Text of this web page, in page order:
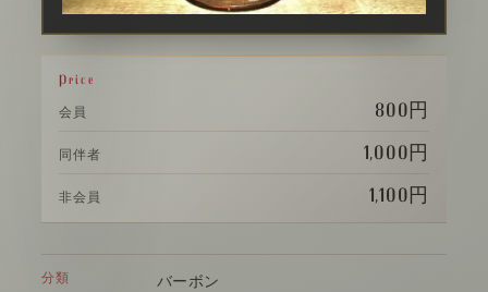
Price
会員 800円
同伴者 1,000円
非会員 1,100円
分類 バーボン